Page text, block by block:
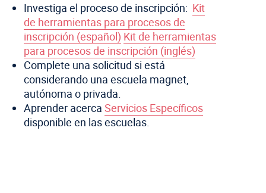
Investiga el proceso de inscripción: Kit
de herramientas para procesos de
inscripción (español) Kit de herramientas
para procesos de inscripción (inglés)
Complete una solicitud si está
considerando una escuela magnet,
autónoma o privada.
Aprender acerca Servicios Específicos
disponible en las escuelas.